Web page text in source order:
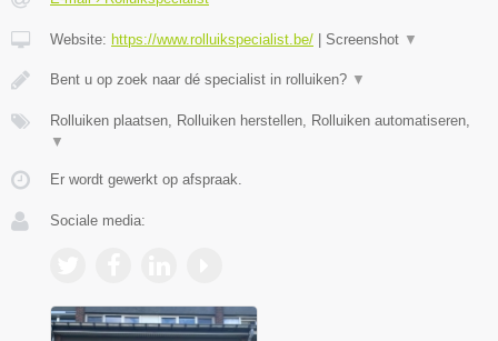
Website: https://www.rolluikspecialist.be/ Screenshot ▼
Bent u op zoek naar dé specialist in rolluiken? ▼
Rolluiken plaatsen, Rolluiken herstellen, Rolluiken automatiseren,
▼
Er wordt gewerkt op afspraak.
Sociale media: